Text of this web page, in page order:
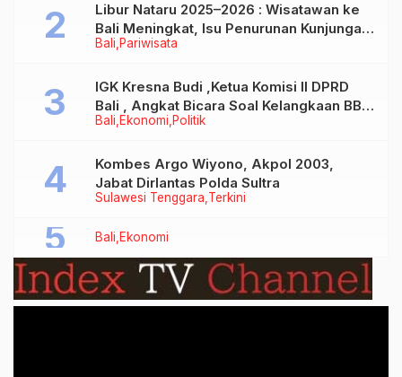
Bali Pariwisata
Libur Nataru 2025–2026 : Wisatawan ke
Bali Meningkat, Isu Penurunan Kunjungan
Tidak Benar
Bali Ekonomi Politik
IGK Kresna Budi ,Ketua Komisi II DPRD
Bali , Angkat Bicara Soal Kelangkaan BBM
Bersubsidi Jenis Solar
Sulawesi Tenggara Terkini
Kombes Argo Wiyono, Akpol 2003,
Jabat Dirlantas Polda Sultra
Bali Ekonomi